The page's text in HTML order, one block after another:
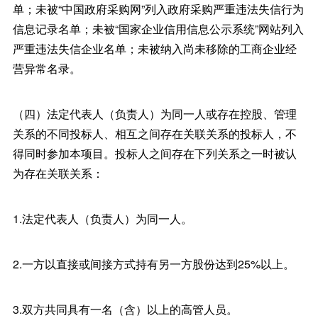
单；未被“中国政府采购网”列入政府采购严重违法失信行为
信息记录名单；未被“国家企业信用信息公示系统”网站列入
严重违法失信企业名单；未被纳入尚未移除的工商企业经
营异常名录。
（四）法定代表人（负责人）为同一人或存在控股、管理
关系的不同投标人、相互之间存在关联关系的投标人，不
得同时参加本项目。投标人之间存在下列关系之一时被认
为存在关联关系：
1.法定代表人（负责人）为同一人。
2.一方以直接或间接方式持有另一方股份达到25%以上。
3.双方共同具有一名（含）以上的高管人员。